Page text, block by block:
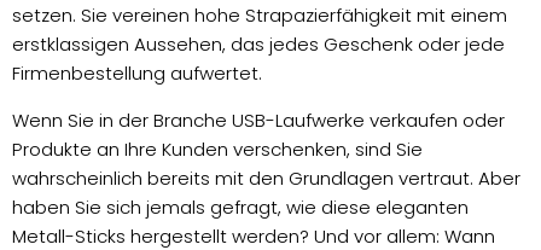
setzen. Sie vereinen hohe Strapazierfähigkeit mit einem
erstklassigen Aussehen, das jedes Geschenk oder jede
Firmenbestellung aufwertet.
Wenn Sie in der Branche USB-Laufwerke verkaufen oder
Produkte an Ihre Kunden verschenken, sind Sie
wahrscheinlich bereits mit den Grundlagen vertraut. Aber
haben Sie sich jemals gefragt, wie diese eleganten
Metall-Sticks hergestellt werden? Und vor allem: Wann